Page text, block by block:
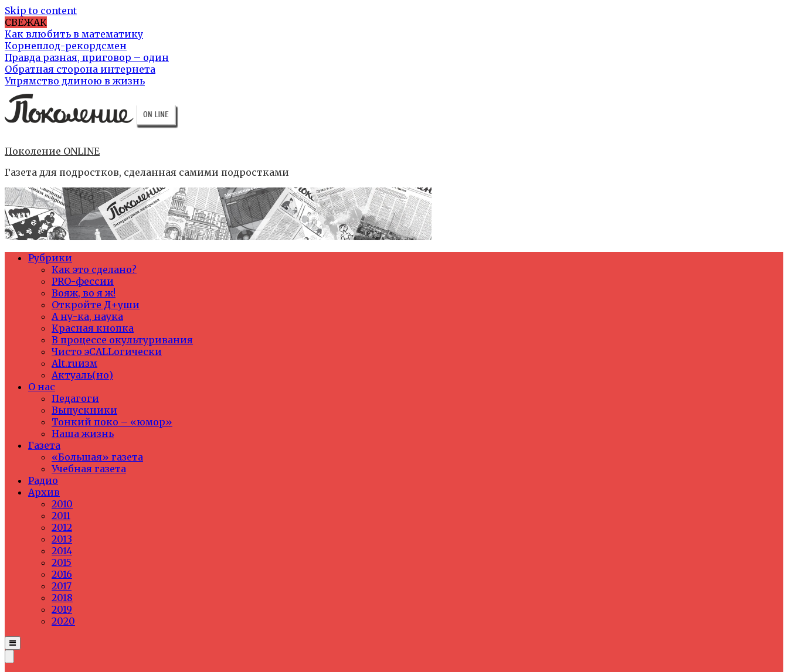
Skip to content
СВЕЖАК
Как влюбить в математику
Корнеплод-рекордсмен
Правда разная, приговор – один
Обратная сторона интернета
Упрямство длиною в жизнь
Поколение ONLINE
Газета для подростков, сделанная самими подростками
Рубрики
Как это сделано?
PRO-фессии
Вояж, во я ж!
Откройте Д+уши
А ну-ка, наука
Красная кнопка
В процессе окультуривания
Чисто эCALLогически
Alt.ruизм
Актуаль(но)
О нас
Педагоги
Выпускники
Тонкий поко – «юмор»
Наша жизнь
Газета
«Большая» газета
Учебная газета
Радио
Архив
2010
2011
2012
2013
2014
2015
2016
2017
2018
2019
2020